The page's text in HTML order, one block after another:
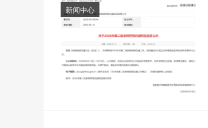
新闻中心